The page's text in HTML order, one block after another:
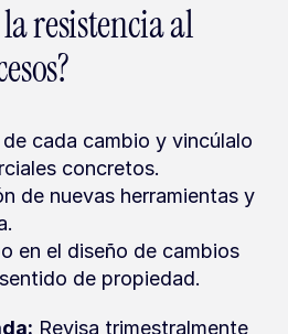
resistencia al
cada cambio y vincúlalo
concretos.
de nuevas herramientas y
en el diseño de cambios
de propiedad.
Revisa trimestralmente